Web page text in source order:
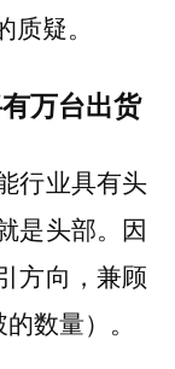
疑。
万台出货
行业具有头
是头部。因
方向，兼顾
数量）。